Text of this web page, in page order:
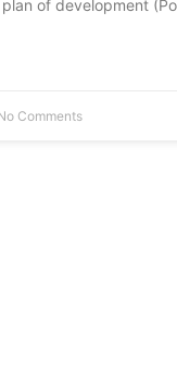
of development
Comments